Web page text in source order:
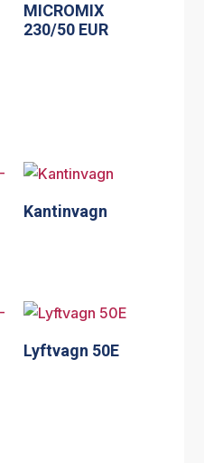
MICROMIX
230/50 EUR
Kantinvagn
Lyftvagn 50E